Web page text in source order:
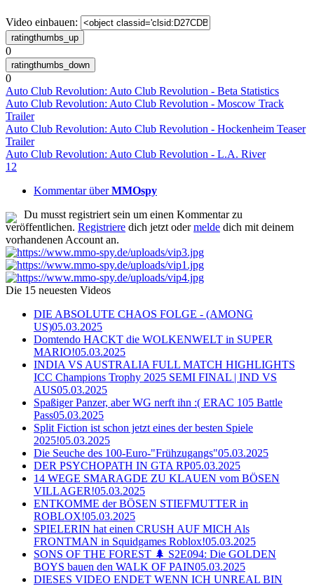
Video einbauen:
0
0
Auto Club Revolution: Auto Club Revolution - Beta Statistics
Auto Club Revolution: Auto Club Revolution - Moscow Track
Trailer
Auto Club Revolution: Auto Club Revolution - Hockenheim Teaser
Trailer
Auto Club Revolution: Auto Club Revolution - L.A. River
1 2
Kommentar überMMOspy
Du musst registriert sein um einen Kommentar zu
veröffentlichen. Registriere dich jetzt odermelde dich mit deinem
vorhandenen Account an.
Die 15 neuesten Videos
DIE ABSOLUTE CHAOS FOLGE - (AMONG
US)05.03.2025
Domtendo HACKT die WOLKENWELT in SUPER
MARIO!05.03.2025
INDIA VS AUSTRALIA FULL MATCH HIGHLIGHTS
ICC Champions Trophy 2025 SEMI FINAL | IND VS
AUS05.03.2025
Spaßiger Panzer, aber WG nerft ihn :( ERAC 105 Battle
Pass05.03.2025
Split Fiction ist schon jetzt eines der besten Spiele
2025!05.03.2025
Die Seuche des 100-Euro-"Frühzugangs"05.03.2025
DER PSYCHOPATH IN GTA RP05.03.2025
14 WEGE SMARAGDE ZU KLAUEN vom BÖSEN
VILLAGER!05.03.2025
ENTKOMME der BÖSEN STIEFMUTTER in
ROBLOX!05.03.2025
SPIELERIN hat einen CRUSH AUF MICH Als
FRONTMAN in Squidgames Roblox!05.03.2025
SONS OF THE FOREST 🌲 S2E094: Die GOLDEN
BOYS bauen den WALK OF PAIN05.03.2025
DIESES VIDEO ENDET WENN ICH UNREAL BIN